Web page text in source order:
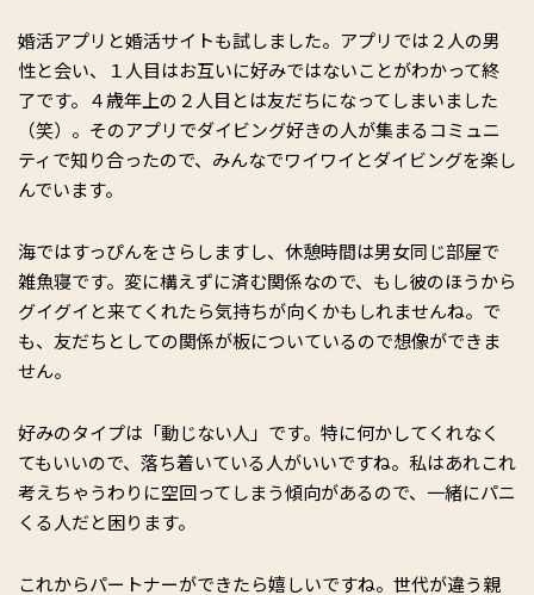
婚活アプリと婚活サイトも試しました。アプリでは２人の男
性と会い、１人目はお互いに好みではないことがわかって終
了です。４歳年上の２人目とは友だちになってしまいました
（笑）。そのアプリでダイビング好きの人が集まるコミュニ
ティで知り合ったので、みんなでワイワイとダイビングを楽し
んでいます。
海ではすっぴんをさらしますし、休憩時間は男女同じ部屋で
雑魚寝です。変に構えずに済む関係なので、もし彼のほうから
グイグイと来てくれたら気持ちが向くかもしれませんね。で
も、友だちとしての関係が板についているので想像ができま
せん。
好みのタイプは「動じない人」です。特に何かしてくれなく
てもいいので、落ち着いている人がいいですね。私はあれこれ
考えちゃうわりに空回ってしまう傾向があるので、一緒にパニ
くる人だと困ります。
これからパートナーができたら嬉しいですね。世代が違う親